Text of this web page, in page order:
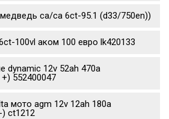
ca/ca 6ct-95.1 (d33/750en))
100vl аком 100 евро lk420133
dynamic 12v 52ah 470a
552400047
мото agm 12v 12ah 180a
) ct1212